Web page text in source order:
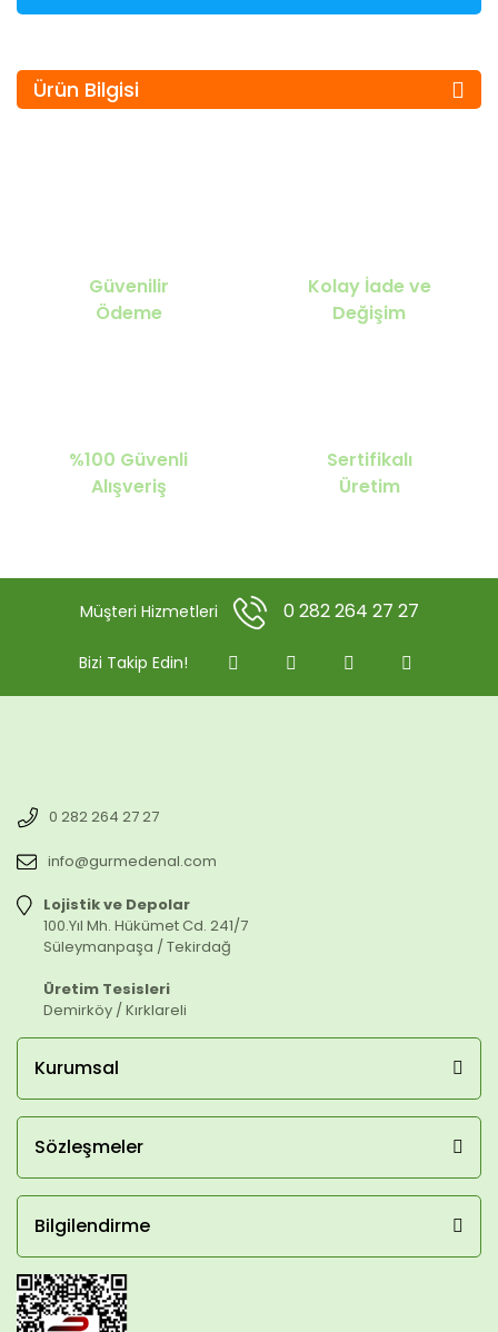
Ürün Bilgisi
Güvenilir
Ödeme
Kolay İade ve
Değişim
%100 Güvenli
Alışveriş
Sertifikalı
Üretim
Müşteri Hizmetleri 0 282 264 27 27
Bizi Takip Edin!
0 282 264 27 27
info@gurmedenal.com
Lojistik ve Depolar
100.Yıl Mh. Hükümet Cd. 241/7
Süleymanpaşa / Tekirdağ
Üretim Tesisleri
Demirköy / Kırklareli
Kurumsal
Sözleşmeler
Bilgilendirme